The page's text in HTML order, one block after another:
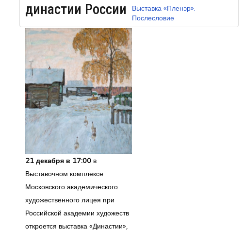
династии России
21декабря в 17:00в
Выставочном комплексе
Московского академического
художественного лицея при
Российской академии художеств
откроется выставка «Династии»,
Выставка «Пленэр».
Послесловие